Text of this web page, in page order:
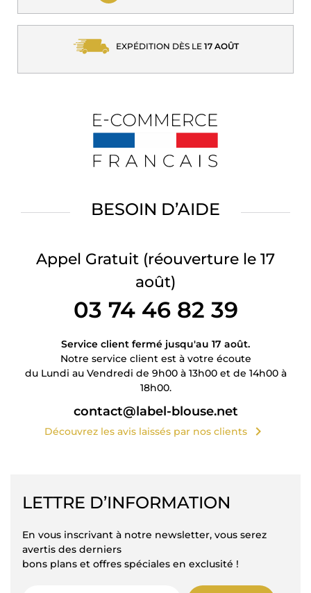
EXPÉDITION DÈS LE 17 AOÛT
BESOIN D’AIDE
Appel Gratuit (réouverture le 17
août)
03 74 46 82 39
Service client fermé jusqu'au 17 août.
Notre service client est à votre écoute
du Lundi au Vendredi de 9h00 à 13h00 et de 14h00 à
18h00.
contact@label-blouse.net
Découvrez les avis laissés par nos clients chevron_right
LETTRE D’INFORMATION
En vous inscrivant à notre newsletter, vous serez
avertis des derniers
bons plans et offres spéciales en exclusité !